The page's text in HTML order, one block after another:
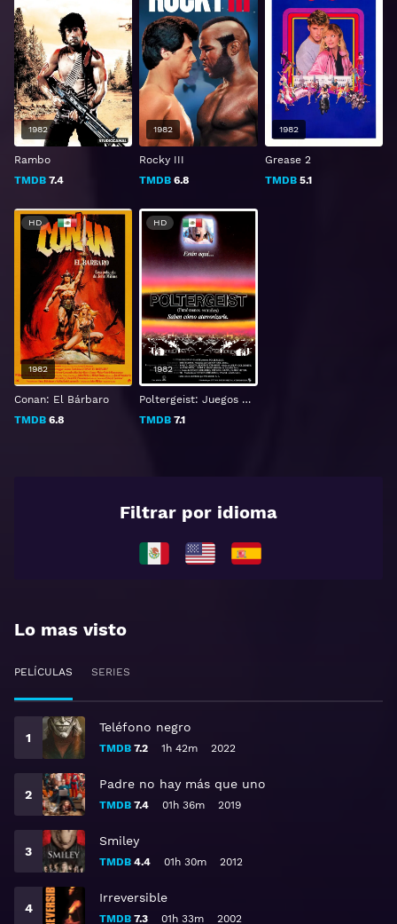
Rambo
TMDB 7.4
1982
Rocky III
TMDB 6.8
1982
Grease 2
TMDB5.1
1982
Conan: El Bárbaro
TMDB 6.8
HD
1982
Poltergeist: Juegos diabólicos
TMDB 7.1
HD
1982
Filtrar por idioma
Lo mas visto
PELÍCULAS SERIES
Teléfono negro
TMDB 7.2 1h 42m 2022
Padre no hay más que uno
TMDB 7.4 01h 36m 2019
Smiley
TMDB 4.4 01h 30m 2012
Irreversible
TMDB 7.3 01h 33m 2002